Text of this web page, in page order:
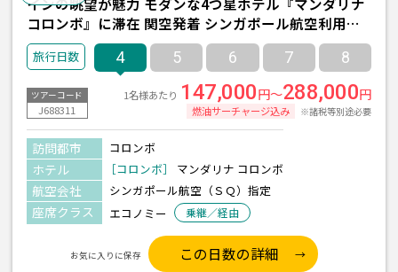
コロンボ』に滞在 関空発着 シンガポール航空利用＜
※1名様参加不可＞
4 5 6 7 8
ツアーコード
J688311
1名様あたり 147,000円～288,000円
燃油サーチャージ込み ※諸税等別途必要
訪問都市 コロンボ
ホテル ［コロンボ］ マンダリナ コロンボ
航空会社 シンガポール航空（ＳＱ）指定
座席クラス エコノミー 乗継／経由
お気に入りに保存 この日数の詳細